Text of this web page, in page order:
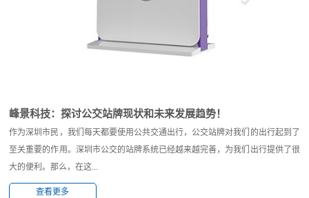
峰景科技：探讨公交站牌现状和未来发展趋势！
作为深圳市民，我们每天都要使用公共交通出行，公交站牌对我们的出行起到了
至关重要的作用。深圳市公交的站牌系统已经越来越完善，为我们出行提供了很
大的便利。那么，在这...
查看更多